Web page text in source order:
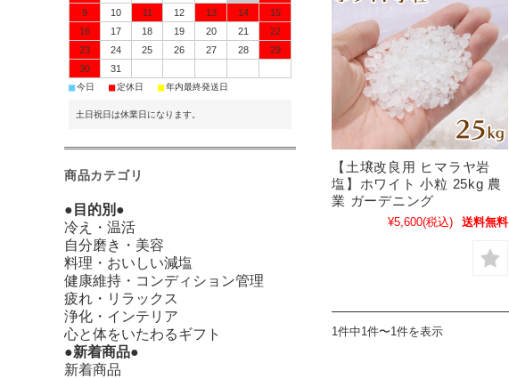
【土壌改良用 ヒマラヤ岩
塩】ホワイト 小粒 25kg 農
業 ガーデニング
¥5,600(税込) 送料無料
1件中1件〜1件を表示
9
10 11 12 13 14
15
16
17 18 19 20 21
22
23
24 25 26 27 28
29
30
31
■今日 ■定休日 ■年内最終発送日
土日祝日は休業日になります。
商品カテゴリ
●目的別●
冷え・温活
自分磨き・美容
料理・おいしい減塩
健康維持・コンディション管理
疲れ・リラックス
浄化・インテリア
心と体をいたわるギフト
●新着商品●
新着商品